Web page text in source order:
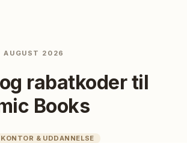
AUGUST 2026
rabatkoder til
Books
& UDDANNELSE